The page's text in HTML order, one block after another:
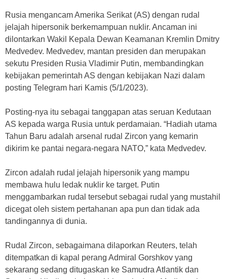
Rusia mengancam Amerika Serikat (AS) dengan rudal
jelajah hipersonik berkemampuan nuklir. Ancaman ini
dilontarkan Wakil Kepala Dewan Keamanan Kremlin Dmitry
Medvedev. Medvedev, mantan presiden dan merupakan
sekutu Presiden Rusia Vladimir Putin, membandingkan
kebijakan pemerintah AS dengan kebijakan Nazi dalam
posting Telegram hari Kamis (5/1/2023).
Posting-nya itu sebagai tanggapan atas seruan Kedutaan
AS kepada warga Rusia untuk perdamaian. “Hadiah utama
Tahun Baru adalah arsenal rudal Zircon yang kemarin
dikirim ke pantai negara-negara NATO,” kata Medvedev.
Zircon adalah rudal jelajah hipersonik yang mampu
membawa hulu ledak nuklir ke target. Putin
menggambarkan rudal tersebut sebagai rudal yang mustahil
dicegat oleh sistem pertahanan apa pun dan tidak ada
tandingannya di dunia.
Rudal Zircon, sebagaimana dilaporkan Reuters, telah
ditempatkan di kapal perang Admiral Gorshkov yang
sekarang sedang ditugaskan ke Samudra Atlantik dan